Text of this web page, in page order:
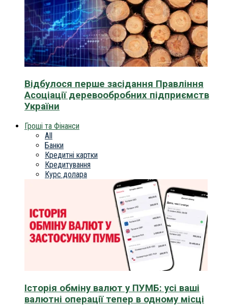
Відбулося перше засідання Правління
Асоціації деревообробних підприємств
України
Гроші та Фінанси
All
Банки
Кредитні картки
Кредитування
Курс долара
Історія обміну валют у ПУМБ: усі ваші
валютні операції тепер в одному місці